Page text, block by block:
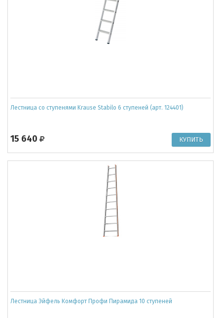
Лестница со ступенями Krause Stabilo 6 ступеней (арт. 124401)
15 640
Лестница Эйфель Комфорт Профи Пирамида 10 ступеней